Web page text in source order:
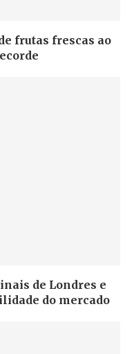
frutas frescas ao
de Londres e
do mercado